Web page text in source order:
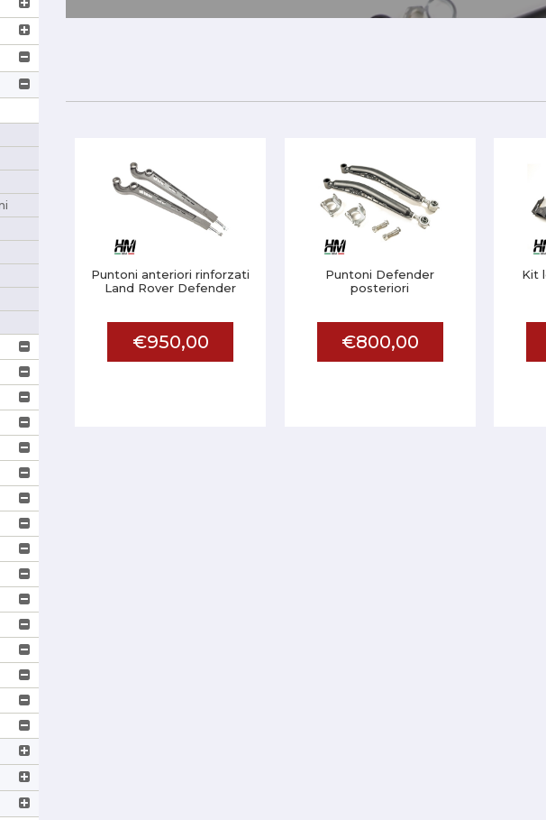
Puntoni anteriori rinforzati
Land Rover Defender
€950,00
Puntoni Defender
posteriori
€800,00
Kit